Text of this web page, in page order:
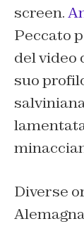
screen.
Peccato
del video
suo
Diverse